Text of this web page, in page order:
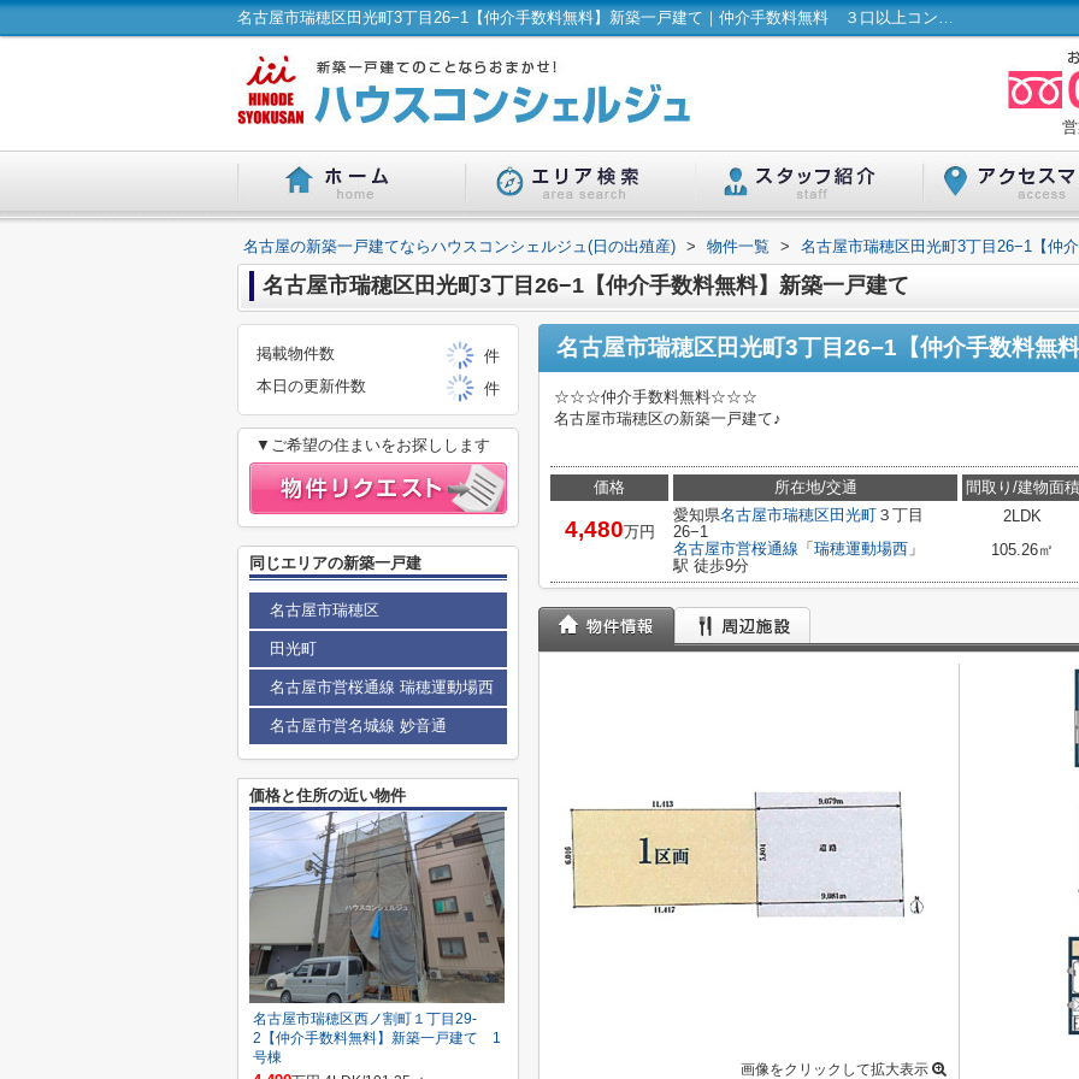
名古屋市瑞穂区田光町3丁目26−1【仲介手数料無料】新築一戸建て｜仲介手数料無料 ３口以上コンロ 外壁サイディング ディンプルキー 床暖房 ＴＶモニタ付インターホン｜ハウスコンシェルジュ(日の出殖産)
名古屋の新築一戸建てならハウスコンシェルジュ(日の出殖産) > 物件一覧 > 名古屋市瑞穂区田光町3丁目26−1【仲
名古屋市瑞穂区田光町3丁目26−1【仲介手数料無料】新築一戸建て
名古屋市瑞穂区田光町3丁目26−1【仲介手数料無
☆☆☆仲介手数料無料☆☆☆
名古屋市瑞穂区の新築一戸建て♪
価格
4,480万円
所在地/交通
愛知県名古屋市瑞穂区田光町 ３丁目
26−1
名古屋市営桜通線 「 瑞穂運動場西 」
駅 徒歩9分
間取り/建物面積
2LDK
105.26㎡
画像をクリックして拡大表示
掲載物件数
件
本日の更新件数
件
▼ご希望の住まいをお探しします
同じエリアの新築一戸建
名古屋市瑞穂区
田光町
名古屋市営桜通線 瑞穂運動場西
名古屋市営名城線 妙音通
価格と住所の近い物件
名古屋市瑞穂区西ノ割町１丁目29-
2【仲介手数料無料】新築一戸建て 1
号棟